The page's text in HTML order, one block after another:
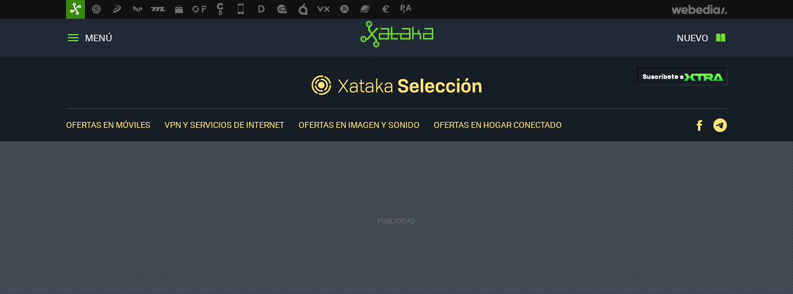
MENÚ NUEVO
Suscríbete a
OFERTAS EN MÓVILES VPN Y SERVICIOS DE INTERNET OFERTAS EN IMAGEN Y SONIDO OFERTAS EN HOGAR CONECTADO Facebook